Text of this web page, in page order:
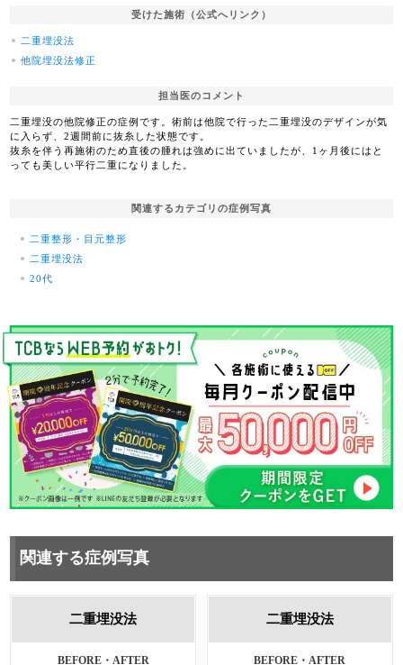
受けた施術（公式へリンク）
二重埋没法
他院埋没法修正
担当医のコメント
二重埋没の他院修正の症例です。術前は他院で行った二重埋没のデザインが気
に入らず、2週間前に抜糸した状態です。
抜糸を伴う再施術のため直後の腫れは強めに出ていましたが、1ヶ月後にはと
っても美しい平行二重になりました。
関連するカテゴリの症例写真
二重整形・目元整形
二重埋没法
20代
関連する症例写真
二重埋没法
BEFORE・AFTER
二重埋没法
BEFORE・AFTER